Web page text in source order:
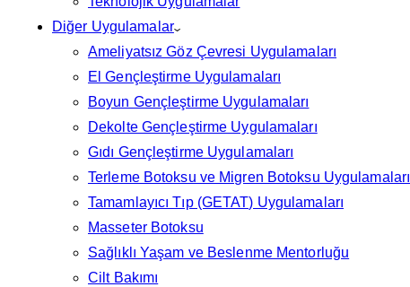
Diğer Uygulamalar
Ameliyatsız Göz Çevresi Uygulamaları
El Gençleştirme Uygulamaları
Boyun Gençleştirme Uygulamaları
Dekolte Gençleştirme Uygulamaları
Gıdı Gençleştirme Uygulamaları
Terleme Botoksu ve Migren Botoksu Uygulamaları
Tamamlayıcı Tıp (GETAT) Uygulamaları
Masseter Botoksu
Sağlıklı Yaşam ve Beslenme Mentorluğu
Cilt Bakımı